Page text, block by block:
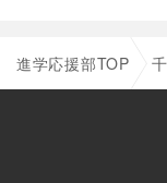
進学応援部TOP